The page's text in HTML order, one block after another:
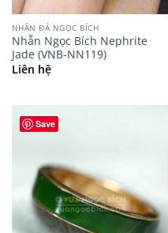
NHẪN ĐÁ NGỌC BÍCH
Nhẫn Ngọc Bích Nephrite
Jade (VNB-NN119)
Liên hệ
Save